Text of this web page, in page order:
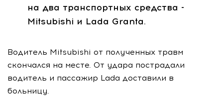
на два транспортных средства -
Mitsubishi и Lada Grantа.
Водитель Mitsubishi от полученных травм
скончался на месте. От удара пострадали
водитель и пассажир Lada доставили в
больницу.